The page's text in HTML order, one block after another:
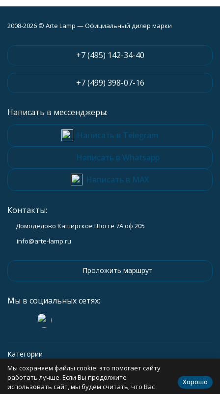
2008-2026 © Arte Lamp — Официальный дилер марки
+7 (495) 142-34-40
+7 (499) 398-07-16
Написать в мессенджеры:
Написать в Telegram
Написать в Whatsapp
Написать в MAX
Контакты:
Домодедово Каширское Шоссе 7А оф 205
info@arte-lamp.ru
Проложить маршрут
Мы в социальных сетях:
Категории
Информация
Мы сохраняем файлы cookie: это помогает сайту
работать лучше. Если Вы продолжите
использовать сайт, мы будем считать, что Вас
Хорошо